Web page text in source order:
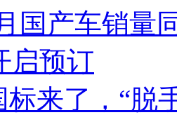
国产车销量
启预订
来了，“脱